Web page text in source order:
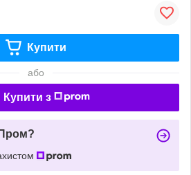
Купити
або
Купити з